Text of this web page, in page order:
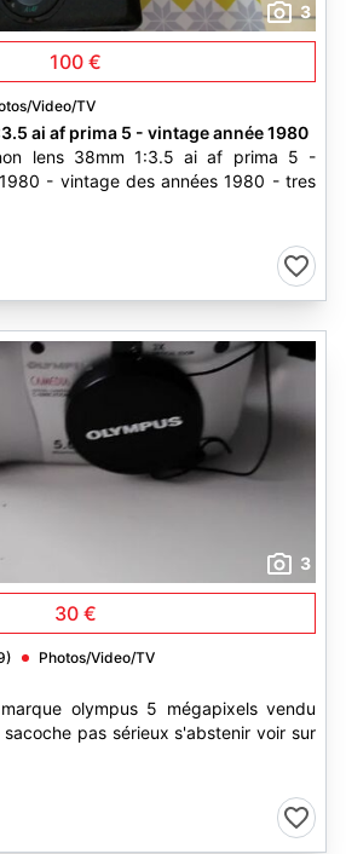
3
100 €
Video/TV
ai af prima 5 - vintage année 1980
lens 38mm 1:3.5 ai af prima 5 -
- vintage des années 1980 - tres
3
30 €
Photos/Video/TV
olympus 5 mégapixels vendu
pas sérieux s'abstenir voir sur